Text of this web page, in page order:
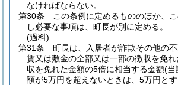
なければならない。
第30条
この条例に定めるもののほか、
し必要な事項は、町長が別に定める。
(過料)
第31条
町長は、入居者が詐欺その他の
賃又は敷金の全部又は一部の徴収を免
収を免れた金額の5倍に相当する金額(当
額が5万円を超えないときは、5万円と